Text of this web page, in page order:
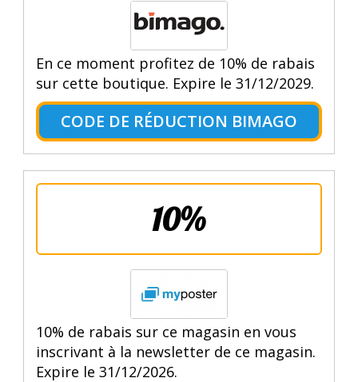
En ce moment profitez de 10% de rabais
sur cette boutique. Expire le 31/12/2029.
CODE DE RÉDUCTION BIMAGO
10%
10% de rabais sur ce magasin en vous
inscrivant à la newsletter de ce magasin.
Expire le 31/12/2026.